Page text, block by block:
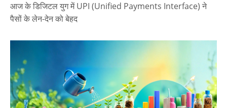
आज के डिजिटल युग में UPI (Unified Payments Interface) ने
पैसों के लेन-देन को बेहद